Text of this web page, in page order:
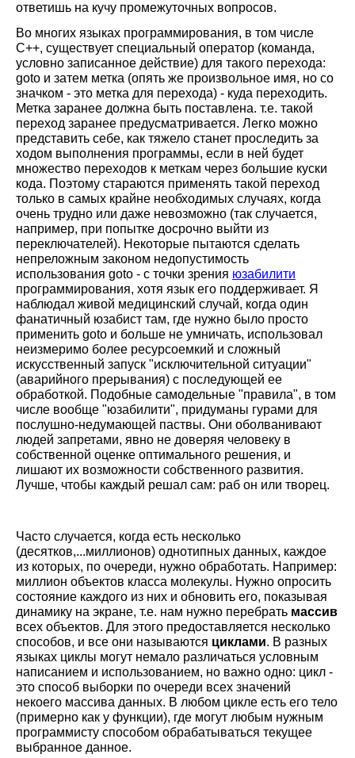
ответишь на кучу промежуточных вопросов.
Во многих языках программирования, в том числе
С++, существует специальный оператор (команда,
условно записанное действие) для такого перехода:
goto и затем метка (опять же произвольное имя, но со
значком - это метка для перехода) - куда переходить.
Метка заранее должна быть поставлена. т.е. такой
переход заранее предусматривается. Легко можно
представить себе, как тяжело станет проследить за
ходом выполнения программы, если в ней будет
множество переходов к меткам через большие куски
кода. Поэтому стараются применять такой переход
только в самых крайне необходимых случаях, когда
очень трудно или даже невозможно (так случается,
например, при попытке досрочно выйти из
переключателей). Некоторые пытаются сделать
непреложным законом недопустимость
использования goto - с точки зрения юзабилити
программирования, хотя язык его поддерживает. Я
наблюдал живой медицинский случай, когда один
фанатичный юзабист там, где нужно было просто
применить goto и больше не умничать, использовал
неизмеримо более ресурсоемкий и сложный
искусственный запуск "исключительной ситуации"
(аварийного прерывания) с последующей ее
обработкой. Подобные самодельные "правила", в том
числе вообще "юзабилити", придуманы гурами для
послушно-недумающей паствы. Они оболванивают
людей запретами, явно не доверяя человеку в
собственной оценке оптимального решения, и
лишают их возможности собственного развития.
Лучше, чтобы каждый решал сам: раб он или творец.
Часто случается, когда есть несколько
(десятков,...миллионов) однотипных данных, каждое
из которых, по очереди, нужно обработать. Например:
миллион объектов класса молекулы. Нужно опросить
состояние каждого из них и обновить его, показывая
динамику на экране, т.е. нам нужно перебрать массив
всех объектов. Для этого предоставляется несколько
способов, и все они называются циклами. В разных
языках циклы могут немало различаться условным
написанием и использованием, но важно одно: цикл -
это способ выборки по очереди всех значений
некоего массива данных. В любом цикле есть его тело
(примерно как у функции), где могут любым нужным
программисту способом обрабатываться текущее
выбранное данное.